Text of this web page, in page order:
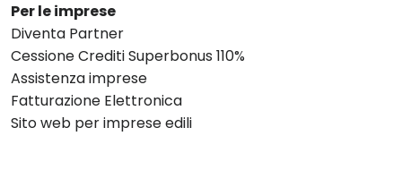
Per le imprese
Diventa Partner
Cessione Crediti Superbonus 110%
Assistenza imprese
Fatturazione Elettronica
Sito web per imprese edili